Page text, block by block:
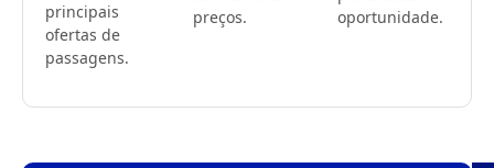
principais
ofertas de
passagens.
preços.
oportunidade.